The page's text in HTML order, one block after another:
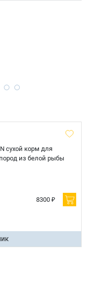
сухой корм для
из белой рыбы
8300 ₽